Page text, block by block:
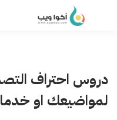
دروس احتراف
لمواضيعك او